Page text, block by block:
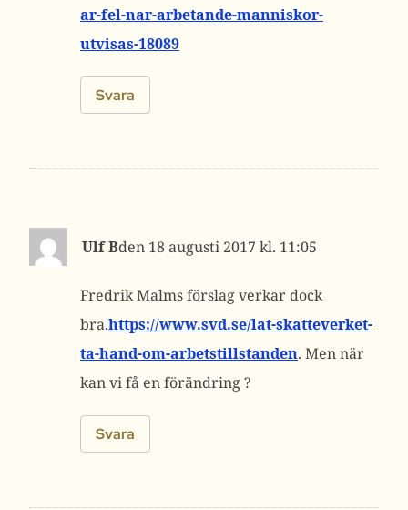
ar-fel-nar-arbetande-manniskor-
utvisas-18089
Svara
Ulf B 18 augusti 2017 kl. 11:05
Fredrik Malms förslag verkar dock
bra.https://www.svd.se/lat-skatteverket-
ta-hand-om-arbetstillstanden. Men när
kan vi få en förändring ?
Svara